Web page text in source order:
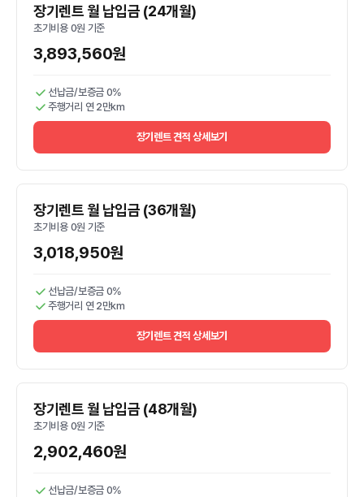
장기렌트 월 납입금 (24개월)
초기비용 0원 기준
3,893,560원
선납금/보증금 0%
주행거리 연 2만km
장기렌트 견적 상세보기
장기렌트 월 납입금 (36개월)
초기비용 0원 기준
3,018,950원
선납금/보증금 0%
주행거리 연 2만km
장기렌트 견적 상세보기
장기렌트 월 납입금 (48개월)
초기비용 0원 기준
2,902,460원
선납금/보증금 0%